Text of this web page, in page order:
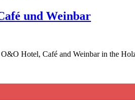
und Weinbar
Hotel, Café and Weinbar in the